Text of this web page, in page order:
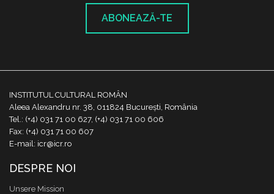
ABONEAZĂ-TE
INSTITUTUL CULTURAL ROMÂN
Aleea Alexandru nr. 38, 011824 București, România
Tel.: (+4) 031 71 00 627, (+4) 031 71 00 606
Fax: (+4) 031 71 00 607
E-mail: icr@icr.ro
DESPRE NOI
Unsere Mission